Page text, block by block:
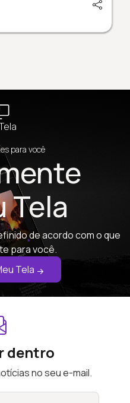
para você
Tela
de acordo com o que
para você.
Tela
dentro
no seu e-mail.